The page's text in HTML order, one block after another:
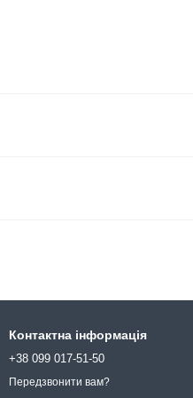
Контактна інформація
+38 099 017-51-50
Передзвонити вам?